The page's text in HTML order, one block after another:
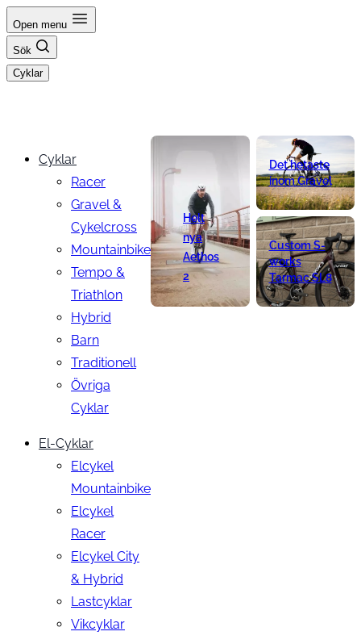
Hoppa
till
innehåll
Open menu
Sök
Cyklar
Cyklar
Racer
Gravel &
Cykelcross
Mountainbike
Tempo &
Triathlon
Hybrid
Barn
Traditionell
Övriga
Cyklar
El-Cyklar
Elcykel
Mountainbike
Elcykel
Racer
Elcykel City
& Hybrid
Lastcyklar
Vikcyklar
Helt
nya
Aethos
2
Det hetaste
inom Gravel
Custom S-
works
Tarmac SL8